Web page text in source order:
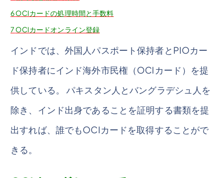
6OCIカードの処理時間と手数料
7 OCIカードオンライン登録
インドでは、外国人パスポート保持者とPIOカー
ド保持者にインド海外市民権（OCIカード）を提
供している。 パキスタン人とバングラデシュ人を
除き、インド出身であることを証明する書類を提
出すれば、誰でもOCIカードを取得することがで
きる。